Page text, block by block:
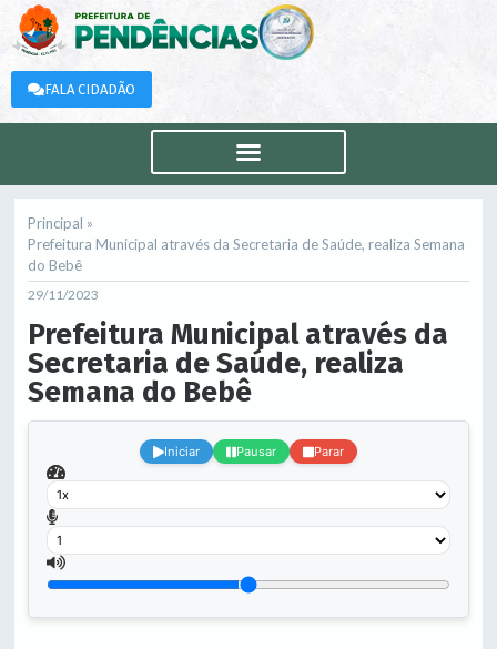
FALA CIDADÃO
Principal »
Prefeitura Municipal através da Secretaria de Saúde, realiza Semana
do Bebê
29/11/2023
Prefeitura Municipal através da
Secretaria de Saúde, realiza
Semana do Bebê
Iniciar Pausar Parar